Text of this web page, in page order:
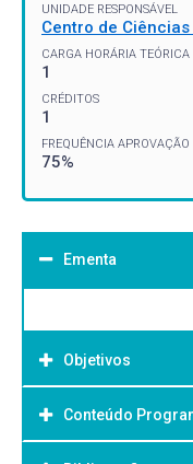
UNIDADE RESPONSÁVEL
Centro de
CARGA HORÁRIA TEÓRICA
1
CRÉDITOS
1
FREQUÊNCIA APROVAÇÃO
75%
Ementa
Objetivos
Objetivo Geral:
Conteúdo